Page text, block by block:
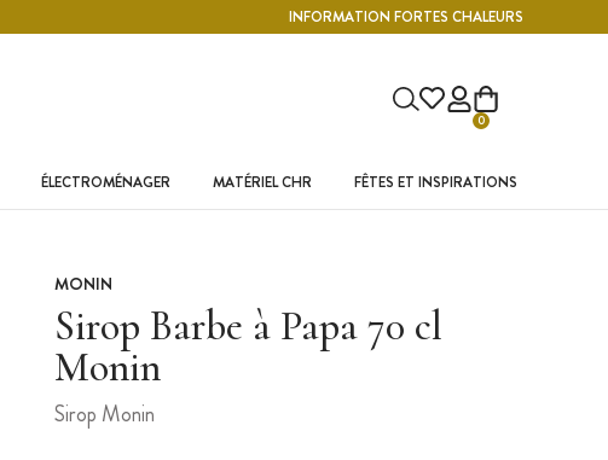
INFORMATION FORTES CHALEURS
0
ÉLECTROMÉNAGER MATÉRIEL CHR FÊTES ET INSPIRATIONS
MONIN
Sirop Barbe à Papa 70 cl
Monin
Sirop Monin